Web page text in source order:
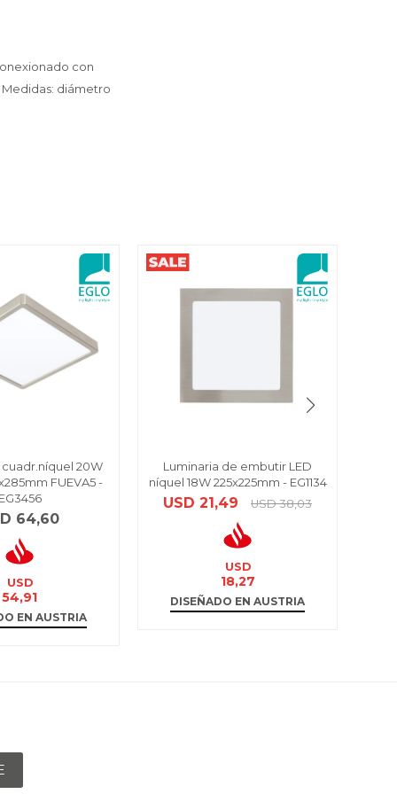
con
Medidas: diámetro
cuadr.níquel 20W
FUEVA5 -
EG3456
64,60
USD
54,91
EN AUSTRIA
Luminaria de embutir LED
níquel 18W 225x225mm - EG1134
USD 21,49 USD 38,03
USD
18,27
DISEÑADO EN AUSTRIA